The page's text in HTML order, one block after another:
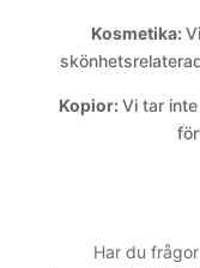
Kosmetika:
Kopior:Vi tar
Har du